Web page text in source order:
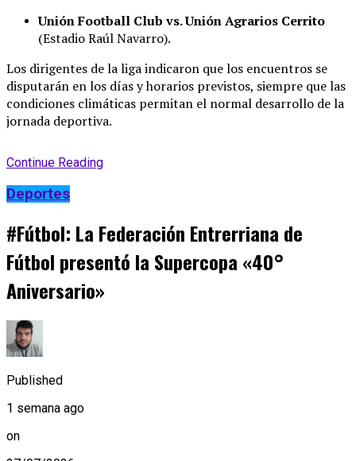
Unión Football Club vs. Unión Agrarios Cerrito
(Estadio Raúl Navarro).
Los dirigentes de la liga indicaron que los encuentros se
disputarán en los días y horarios previstos, siempre que las
condiciones climáticas permitan el normal desarrollo de la
jornada deportiva.
Continue Reading
Deportes
#Fútbol: La Federación Entrerriana de
Fútbol presentó la Supercopa «40°
Aniversario»
Published
1 semana ago
on